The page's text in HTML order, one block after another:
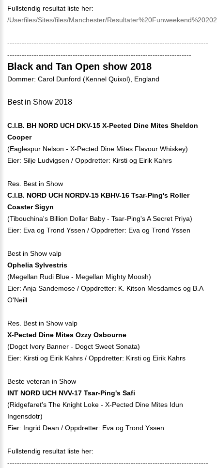
Fullstendig resultat liste her:
/Userfiles/Sites/files/Manchester/
-----------------------------------------------------------------------------------
----------------------------------------------------------------------------
Black and Tan Open show 2018
Dommer: Carol Dunford (Kennel Quixol), England
Best in Show 2018
C.I.B. BH NORD UCH DKV-15 X-Pected Dine Mites Sheldon
Cooper
(Eaglespur Nelson - X-Pected Dine Mites Flavour Whiskey)
Eier: Silje Ludvigsen / Oppdretter: Kirsti og Eirik Kahrs
Res. Best in Show
C.I.B. NORD UCH NORDV-15 KBHV-16 Tsar-Ping's Roller
Coaster Sigyn
(Tibouchina's Billion Dollar Baby - Tsar-Ping's A Secret Priya)
Eier: Eva og Trond Yssen / Oppdretter: Eva og Trond Yssen
Best in Show valp
Ophelia Sylvestris
(Megellan Rudi Blue - Megellan Mighty Moosh)
Eier: Anja Sandemose / Oppdretter: K. Kitson Mesdames og B.A
O'Neill
Res. Best in Show valp
X-Pected Dine Mites Ozzy Osbourne
(Dogct Ivory Banner - Dogct Sweet Sonata)
Eier: Kirsti og Eirik Kahrs / Oppdretter: Kirsti og Eirik Kahrs
Beste veteran in Show
INT NORD UCH NVV-17 Tsar-Ping's Safi
(Ridgefaret's The Knight Loke - X-Pected Dine Mites Idun
Ingensdotr)
Eier: Ingrid Dean / Oppdretter: Eva og Trond Yssen
Fullstendig resultat liste her:
-----------------------------------------------------------------------------------